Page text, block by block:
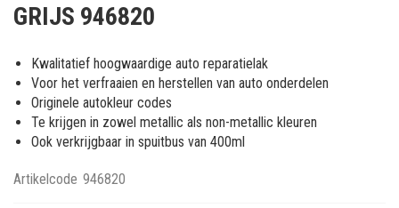
van
afbeeldingen-
gallerij
GRIJS 946820
Kwalitatief hoogwaardige auto reparatielak
Voor het verfraaien en herstellen van auto onderdelen
Originele autokleur codes
Te krijgen in zowel metallic als non-metallic kleuren
Ook verkrijgbaar in spuitbus van 400ml
Artikelcode 946820